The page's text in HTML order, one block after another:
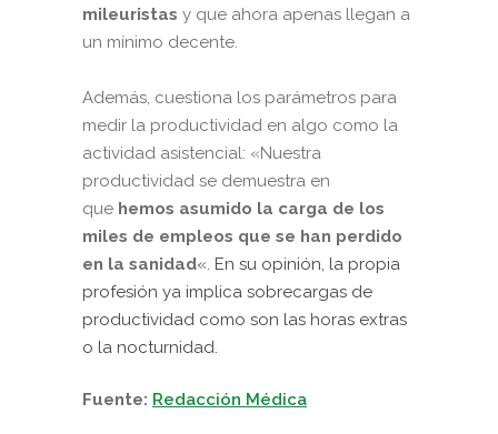
mileuristas y que ahora apenas llegan a
un mínimo decente.
Además, cuestiona los parámetros para
medir la productividad en algo como la
actividad asistencial: «Nuestra
productividad se demuestra en
que hemos asumido la carga de los
miles de empleos que se han perdido
en la sanidad«. En su opinión, la propia
profesión ya implica sobrecargas de
productividad como son las horas extras
o la nocturnidad.
Fuente: Redacción Médica